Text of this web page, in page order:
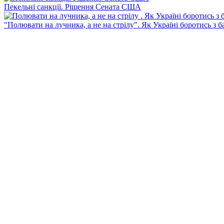
Пекельні санкції. Рішення Сената США
"Полювати на лучника, а не на стрілу". Як Україні боротись з